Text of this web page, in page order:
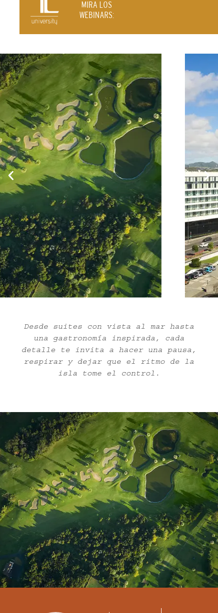
MIRA LOS
WEBINARS:
Desde suites con vista al mar hasta
una gastronomía inspirada, cada
detalle te invita a hacer una pausa,
respirar y dejar que el ritmo de la
isla tome el control.